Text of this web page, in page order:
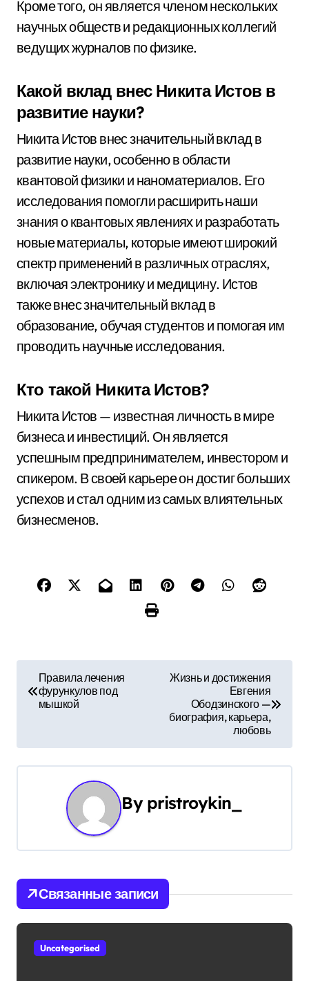
Кроме того, он является членом нескольких
научных обществ и редакционных коллегий
ведущих журналов по физике.
Какой вклад внес Никита Истов в
развитие науки?
Никита Истов внес значительный вклад в
развитие науки, особенно в области
квантовой физики и наноматериалов. Его
исследования помогли расширить наши
знания о квантовых явлениях и разработать
новые материалы, которые имеют широкий
спектр применений в различных отраслях,
включая электронику и медицину. Истов
также внес значительный вклад в
образование, обучая студентов и помогая им
проводить научные исследования.
Кто такой Никита Истов?
Никита Истов — известная личность в мире
бизнеса и инвестиций. Он является
успешным предпринимателем, инвестором и
спикером. В своей карьере он достиг больших
успехов и стал одним из самых влиятельных
бизнесменов.
и
ц
и
я
п
Правила лечения
фурункулов под
мышкой
Жизнь и достижения
Евгения
Ободзинского —
биография, карьера,
любовь
By pristroykin_
Связанные записи
Uncategorised